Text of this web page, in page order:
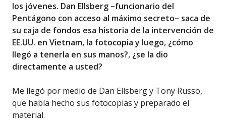
los jóvenes. Dan Ellsberg –funcionario del
Pentágono con acceso al máximo secreto– saca de
su caja de fondos esa historia de la intervención de
EE.UU. en Vietnam, la fotocopia y luego, ¿cómo
llegó a tenerla en sus manos?, ¿se la dio
directamente a usted?
Me llegó por medio de Dan Ellsberg y Tony Russo,
que había hecho sus fotocopias y preparado el
material.